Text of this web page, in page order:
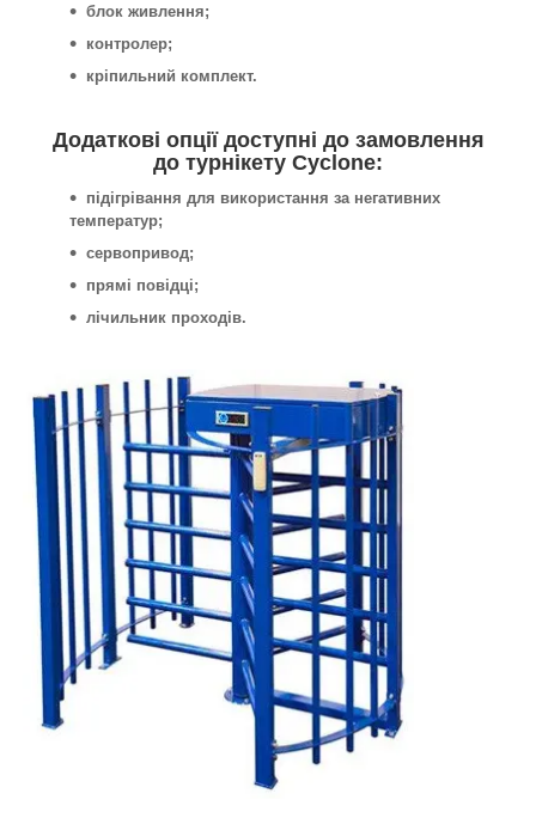
блок живлення;
контролер;
кріпильний комплект.
Додаткові опції доступні до замовлення
до турнікету Cyclone:
підігрівання для використання за негативних
температур;
сервопривод;
прямі повідці;
лічильник проходів.